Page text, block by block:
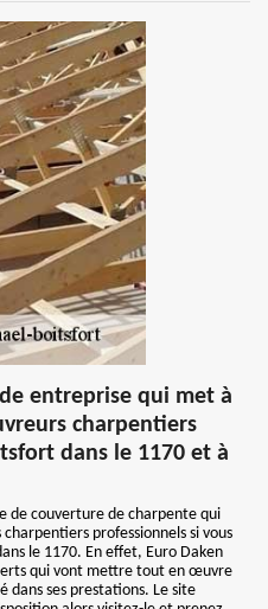
entreprise qui met à
charpentiers
dans le 1170 et à
de couverture de charpente qui
professionnels si vous
le 1170. En effet, Euro Daken
qui vont mettre tout en œuvre
dans ses prestations. Le site